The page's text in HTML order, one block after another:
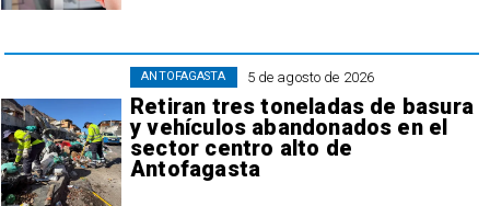
5 de agosto de 2026
Retiran tres toneladas de basura
y vehículos abandonados en el
sector centro alto de
Antofagasta
ANTOFAGASTA